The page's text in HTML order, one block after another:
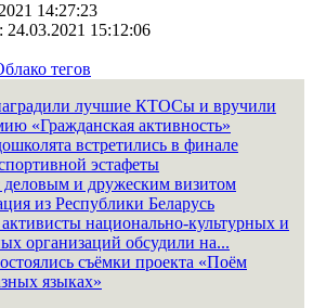
14:27:23
24.03.2021 15:12:06
тегов
лучшие КТОСы и вручили
«Гражданская активность»
встретились в финале
эстафеты
и дружеским визитом
из Республики Беларусь
национально-культурных и
организаций обсудили на...
съёмки проекта «Поём
языках»